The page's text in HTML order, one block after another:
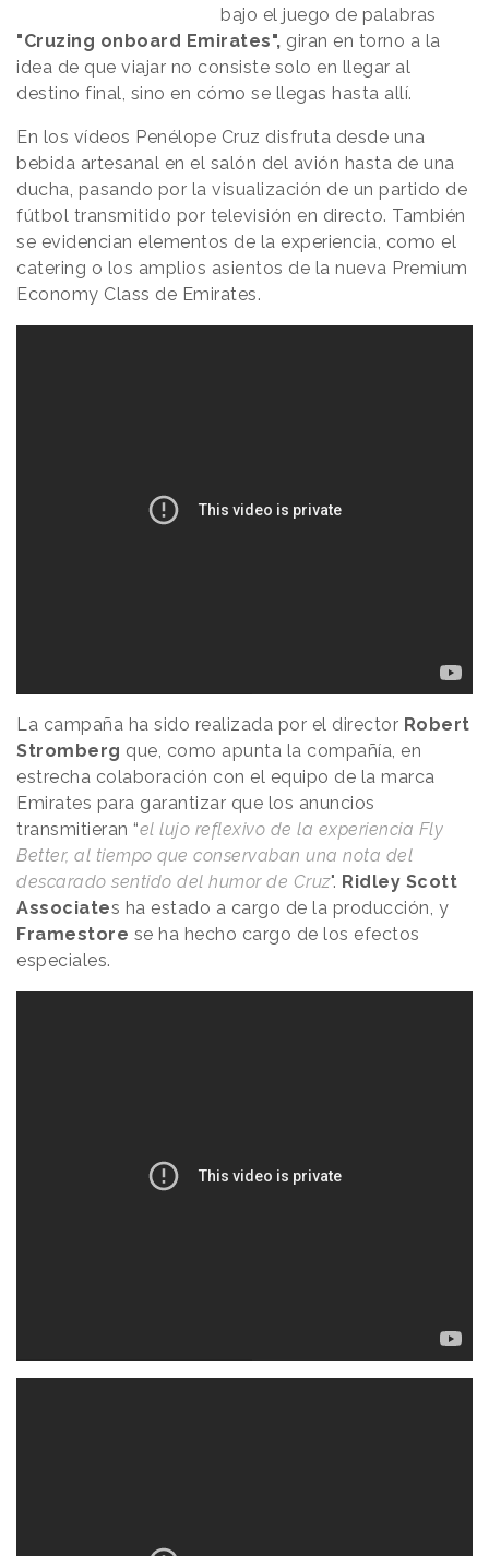
bajo el juego de palabras
"Cruzing onboard Emirates", giran en torno a la
idea de que viajar no consiste solo en llegar al
destino final, sino en cómo se llegas hasta allí.
En los vídeos Penélope Cruz disfruta desde una
bebida artesanal en el salón del avión hasta de una
ducha, pasando por la visualización de un partido de
fútbol transmitido por televisión en directo. También
se evidencian elementos de la experiencia, como el
catering o los amplios asientos de la nueva Premium
Economy Class de Emirates.
La campaña ha sido realizada por el director Robert
Stromberg que, como apunta la compañía, en
estrecha colaboración con el equipo de la marca
Emirates para garantizar que los anuncios
transmitieran “el lujo reflexivo de la experiencia Fly
Better, al tiempo que conservaban una nota del
descarado sentido del humor de Cruz". Ridley Scott
Associates ha estado a cargo de la producción, y
Framestore se ha hecho cargo de los efectos
especiales.